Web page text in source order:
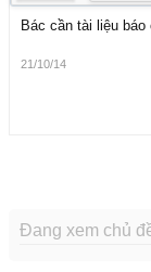
Bác cần tài liệu
21/10/14
Đang xem chủ